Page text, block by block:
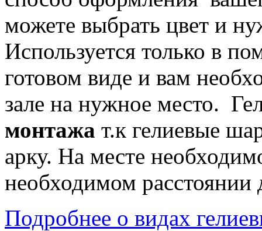
можете выбрать цвет и
Используется только в
готовом виде и вам
зале на нужное место.
монтажа т.к гелиевые
арку. На месте
необходимом расстоянии
Подробнее о видах